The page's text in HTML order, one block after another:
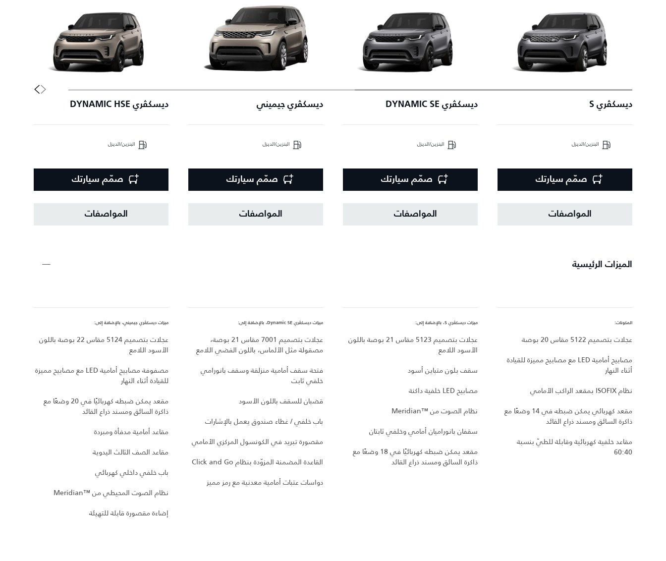
ديسكڤري S
البنزين/الديزل
صمّم سيارتك
المواصفات
ديسكڤري DYNAMIC SE
البنزين/الديزل
صمّم سيارتك
المواصفات
ديسكڤري جيميني
البنزين/الديزل
صمّم سيارتك
المواصفات
ديسكڤري DYNAMIC HSE
البنزين/الديزل
صمّم سيارتك
المواصفات
الميزات الرئيسية
المكونات:
عجلات بتصميم 5122 مقاس 20 بوصة
مصابيح أمامية LED مع مصابيح مميزة للقيادة
أثناء النهار
نظام ISOFIX بمقعد الراكب الأمامي
مقعد كهربائي يمكن ضبطه في 14 وضعًا مع
ذاكرة السائق ومسند ذراع القائد
مقاعد خلفية كهربائية وقابلة للطيّ بنسبة
60:40
ميزات ديسكڤري S، بالإضافة إلى:
عجلات بتصميم 5123 مقاس 21 بوصة باللون
الأسود اللامع
سقف بلون متباين أسود
مصابيح LED خلفية داكنة
نظام الصوت من Meridian™‎
سقفان بانوراميان أمامي وخلفي ثابتان
مقعد يمكن ضبطه كهربائيًا في 18 وضعًا مع
ذاكرة السائق ومسند ذراع القائد
ميزات ديسكڤري Dynamic SE، بالإضافة إلى:
عجلات بتصميم 7001 مقاس 21 بوصة،
مصقولة مثل الألماس، باللون الفضي اللامع
فتحة سقف أمامية منزلقة وسقف بانورامي
خلفي ثابت
قضبان للسقف باللون الأسود
باب خلفي / غطاء صندوق يعمل بالإشارات
مقصورة تبريد في الكونسول المركزي الأمامي
القاعدة المضمنة المزوّدة بنظام Click and Go
دواسات عتبات أمامية معدنية مع رمز مميز
ميزات ديسكڤري جيميني، بالإضافة إلى:
عجلات بتصميم 5124 مقاس 22 بوصة باللون
الأسود اللامع
مصفوفة مصابيح أمامية LED مع مصابيح مميزة
للقيادة أثناء النهار
مقعد يمكن ضبطه كهربائيًا في 20 وضعًا مع
ذاكرة السائق ومسند ذراع القائد
مقاعد أمامية مدفأة ومبردة
مقاعد الصف الثالث اليدوية
باب خلفي داخلي كهربائي
نظام الصوت المحيطي من Meridian™‎
إضاءة مقصورة قابلة للتهيئة